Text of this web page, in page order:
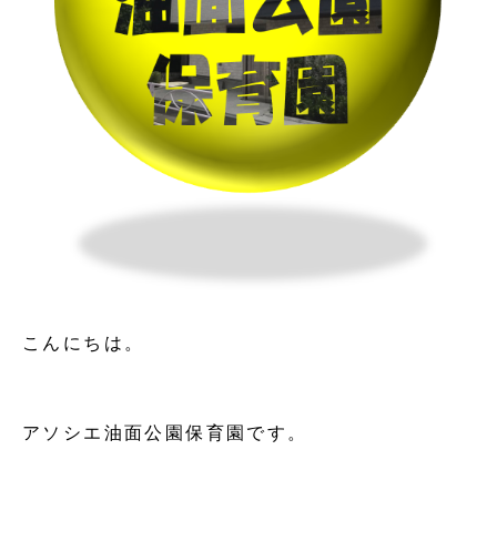
こんにちは。
アソシエ油面公園保育園です。